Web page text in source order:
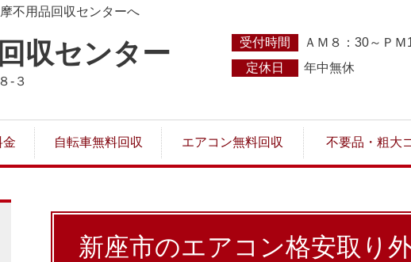
不用品回収センターへ
収センター
-３
受付時間
ＡＭ８：30～Ｐ
定休日
年中無休
金 自転車無料回収 エアコン無料回収 不要品・粗大
新座市のエアコン格安取り